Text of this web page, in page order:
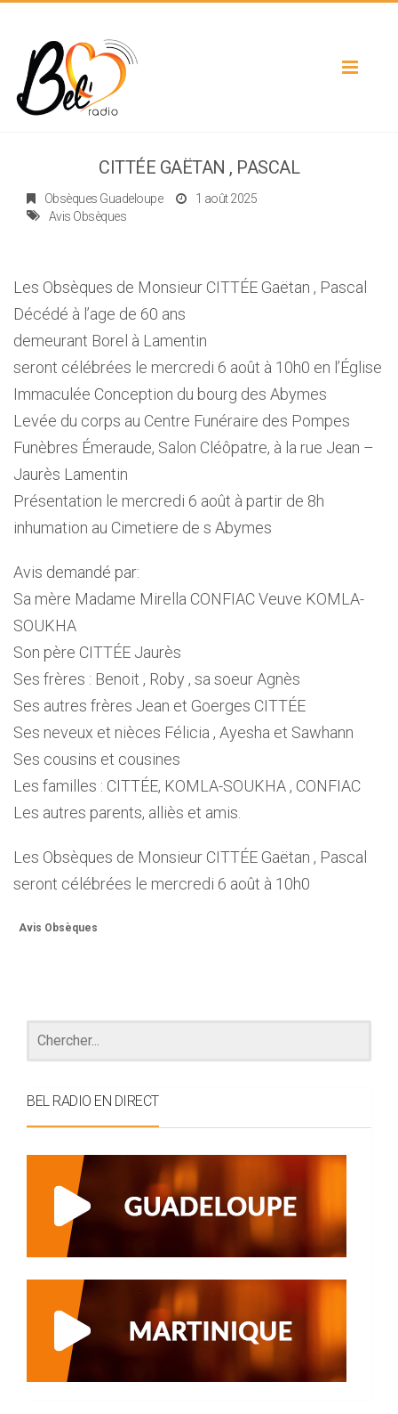
Toggle
CITTÉE GAËTAN , PASCAL
Obsèques Guadeloupe
1 août 2025
Avis Obsèques
Les Obsèques de Monsieur CITTÉE Gaëtan , Pascal
Décédé à l’age de 60 ans
demeurant Borel à Lamentin
seront célébrées le mercredi 6 août à 10h0 en l’Église
Immaculée Conception du bourg des Abymes
Levée du corps au Centre Funéraire des Pompes
Funèbres Émeraude, Salon Cléôpatre, à la rue Jean –
Jaurès Lamentin
Présentation le mercredi 6 août à partir de 8h
inhumation au Cimetiere de s Abymes
Avis demandé par:
Sa mère Madame Mirella CONFIAC Veuve KOMLA-
SOUKHA
Son père CITTÉE Jaurès
Ses frères : Benoit , Roby , sa soeur Agnès
Ses autres frères Jean et Goerges CITTÉE
Ses neveux et nièces Félicia , Ayesha et Sawhann
Ses cousins et cousines
Les familles : CITTÉE, KOMLA-SOUKHA , CONFIAC
Les autres parents, alliès et amis.
Les Obsèques de Monsieur CITTÉE Gaëtan , Pascal
seront célébrées le mercredi 6 août à 10h0
Avis Obsèques
BEL RADIO EN DIRECT